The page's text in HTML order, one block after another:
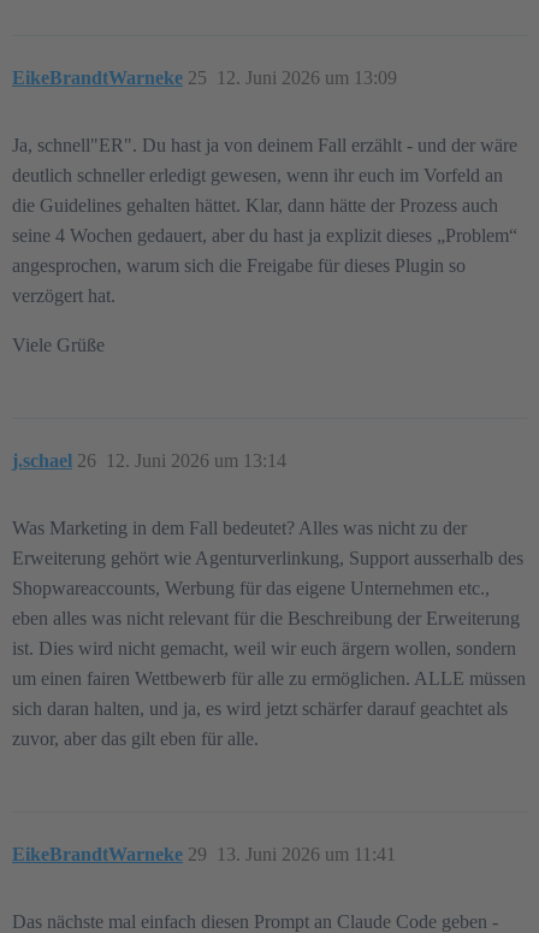
EikeBrandtWarneke 12. Juni 2026 um 13:09
25
Ja, schnell"ER". Du hast ja von deinem Fall erzählt - und der wäre
deutlich schneller erledigt gewesen, wenn ihr euch im Vorfeld an
die Guidelines gehalten hättet. Klar, dann hätte der Prozess auch
seine 4 Wochen gedauert, aber du hast ja explizit dieses „Problem“
angesprochen, warum sich die Freigabe für dieses Plugin so
verzögert hat.
Viele Grüße
j.schael 12. Juni 2026 um 13:14
26
Was Marketing in dem Fall bedeutet? Alles was nicht zu der
Erweiterung gehört wie Agenturverlinkung, Support ausserhalb des
Shopwareaccounts, Werbung für das eigene Unternehmen etc.,
eben alles was nicht relevant für die Beschreibung der Erweiterung
ist. Dies wird nicht gemacht, weil wir euch ärgern wollen, sondern
um einen fairen Wettbewerb für alle zu ermöglichen. ALLE müssen
sich daran halten, und ja, es wird jetzt schärfer darauf geachtet als
zuvor, aber das gilt eben für alle.
EikeBrandtWarneke 13. Juni 2026 um 11:41
29
Das nächste mal einfach diesen Prompt an Claude Code geben -